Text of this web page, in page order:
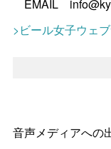
EMAIL
>ビール女子ウェ
音声メディアへの